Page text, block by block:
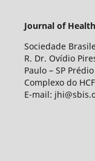
Journal of
Sociedade
R. Dr. Ovídio
Paulo – SP
Complexo do
E-mail: